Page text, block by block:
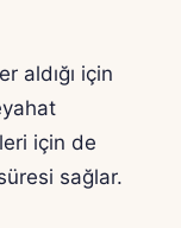
aldığı için
için de
sağlar.